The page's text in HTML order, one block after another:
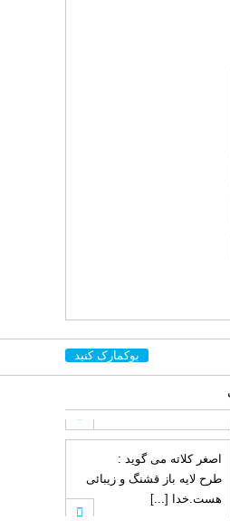
بوکمارک کنید
اصغر کلاتهمی گوید :
طرح لایه باز قشنگ و زیبائی
هست.خدا [...]